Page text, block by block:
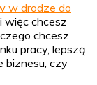
w drodze do
więc chcesz
chcesz
pracy, lepszą
biznesu, czy